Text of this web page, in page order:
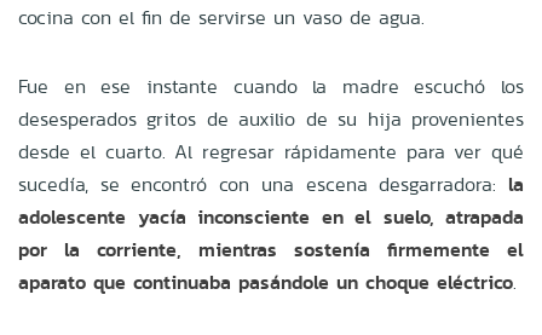
cocina con el fin de servirse un vaso de agua.
Fue en ese instante cuando la madre escuchó los
desesperados gritos de auxilio de su hija provenientes
desde el cuarto. Al regresar rápidamente para ver qué
sucedía, se encontró con una escena desgarradora: la
adolescente yacía inconsciente en el suelo, atrapada
por la corriente, mientras sostenía firmemente el
aparato que continuaba pasándole un choque eléctrico.